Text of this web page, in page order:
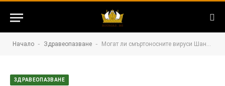
Начало - Здравеопазване - Могат ли смъртоносните вируси Шандипура и Нипа от Индия да стигнат до България
ЗДРАВЕОПАЗВАНЕ